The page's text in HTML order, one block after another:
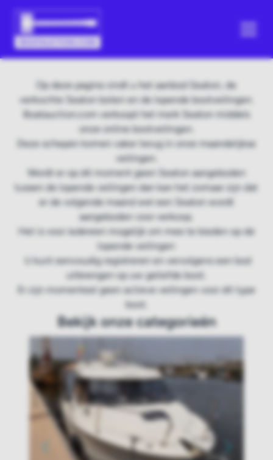
Op deze pagina vindt u het aanbod Seaton, de
verkochte Seaton boten en de lopende bootveilingen.
Boatauction.com verkoopt het merk Seaton middels
onze online bootveilingen.
Deze schepen komen vaker terug in onze maandelijkse
veilingen.
Wordt er op dit moment geen Seaton aangeboden
tussen de lopende veilingen dan kan het zomaar zijn dat
er de volgende maand wel een Seaton wordt
aangeboden voor verkoop.
Het is voor iedereen mogelijk om mee te bieden op de
lopende veilingen
U kunt eenvoudig registreren en vervolgens een bod
uitbrengen op uw geliefde boot.
Er zijn momenteel geen actieve veilingen voor dit type
boot.
Bekijk onze categorieën